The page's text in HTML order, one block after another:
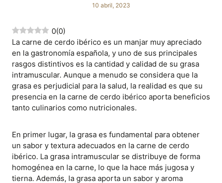
10 abril, 2023
0(0)
La carne de cerdo ibérico es un manjar muy apreciado
en la gastronomía española, y uno de sus principales
rasgos distintivos es la cantidad y calidad de su grasa
intramuscular. Aunque a menudo se considera que la
grasa es perjudicial para la salud, la realidad es que su
presencia en la carne de cerdo ibérico aporta beneficios
tanto culinarios como nutricionales.
En primer lugar, la grasa es fundamental para obtener
un sabor y textura adecuados en la carne de cerdo
ibérico. La grasa intramuscular se distribuye de forma
homogénea en la carne, lo que la hace más jugosa y
tierna. Además, la grasa aporta un sabor y aroma